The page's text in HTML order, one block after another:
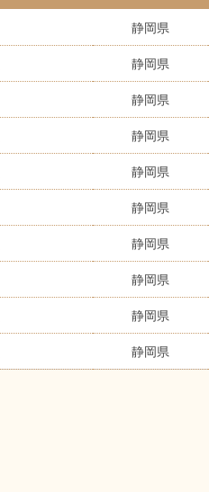
静岡県
静岡県
静岡県
静岡県
静岡県
静岡県
静岡県
静岡県
静岡県
静岡県